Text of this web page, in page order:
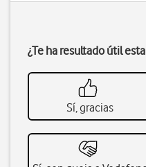
¿Te ha resultado útil
Sí, gracias